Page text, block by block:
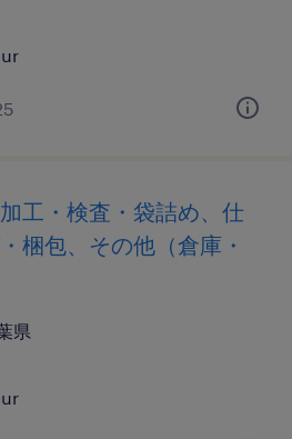
工・検査・袋詰め、仕
梱包、その他（倉庫・
県